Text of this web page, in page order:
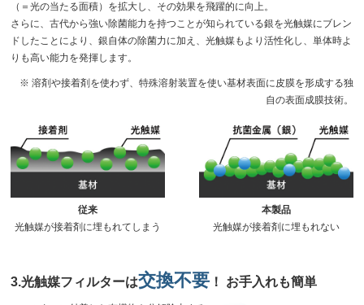
（＝光の当たる面積）を拡大し、その効果を飛躍的に向上。
さらに、古代から強い除菌能力を持つことが知られている銀を光触媒にブレン
ドしたことにより、銀自体の除菌力に加え、光触媒もより活性化し、単体時よ
りも高い能力を発揮します。
※ 溶剤や接着剤を使わず、特殊溶射装置を使い基材表面に皮膜を形成する独
自の表面成膜技術。
従来
光触媒が接着剤に埋もれてしまう
本製品
光触媒が接着剤に埋もれない
3.光触媒フィルターは交換不要 ！ お手入れも簡単